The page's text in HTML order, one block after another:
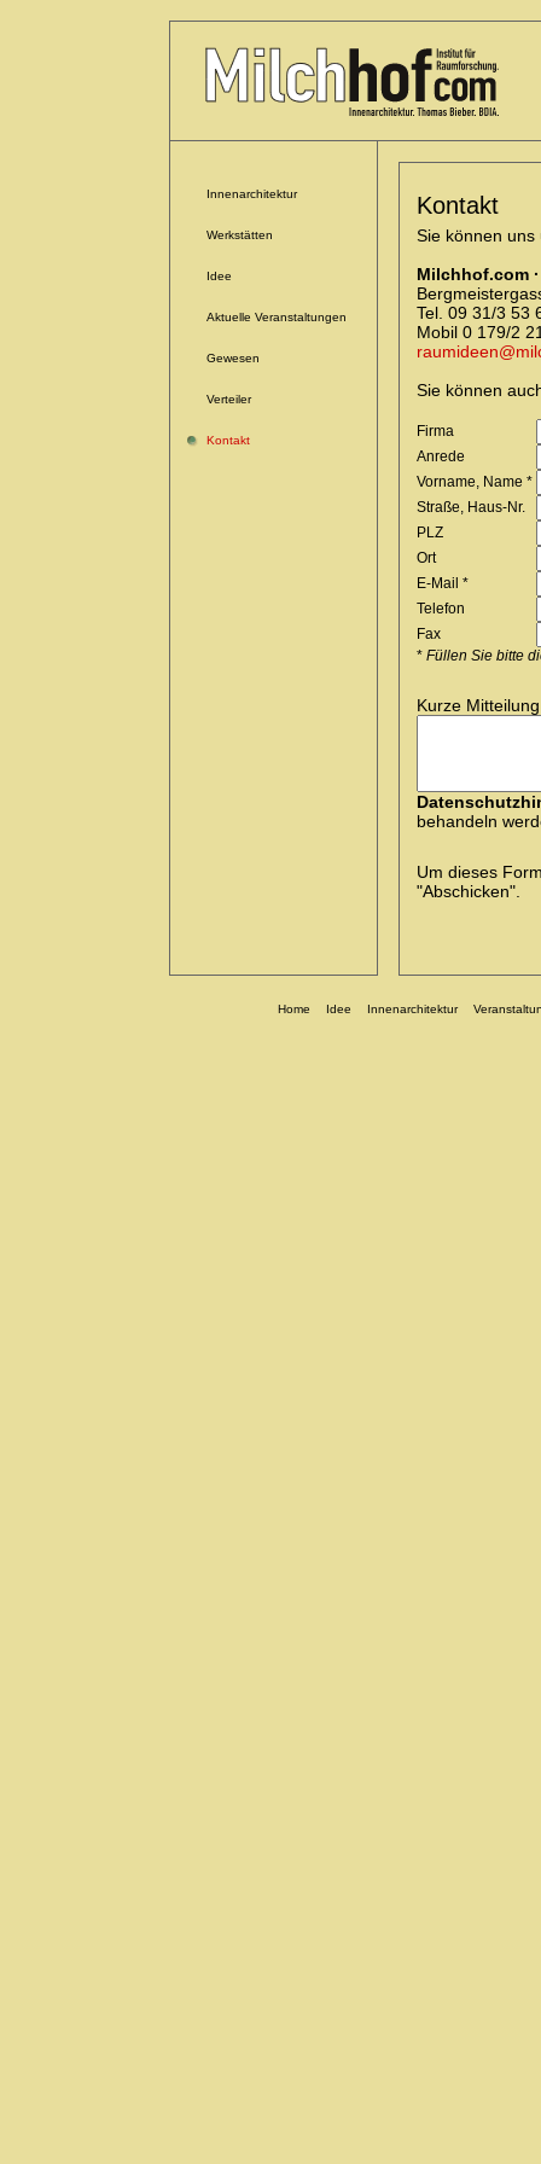
Innenarchitektur
Werkstätten
Idee
Aktuelle Veranstaltungen
Gewesen
Verteiler
Kontakt
Kontakt
Sie können
Milchhof.com
Tel. 09 31/3 53
Mobil 0 179/2
Sie können
Firma
Anrede
Vorname, Name *
Straße, Haus-Nr.
PLZ
Ort
E-Mail *
Telefon
Fax
* Füllen Sie bitte
Kurze Mitteilung
behandeln
Um dieses
"Abschicken".
Home Idee Innenarchitektur